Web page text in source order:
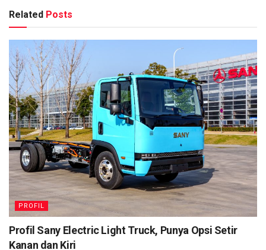
Related Posts
PROFIL
Profil Sany Electric Light Truck, Punya Opsi Setir
Kanan dan Kiri